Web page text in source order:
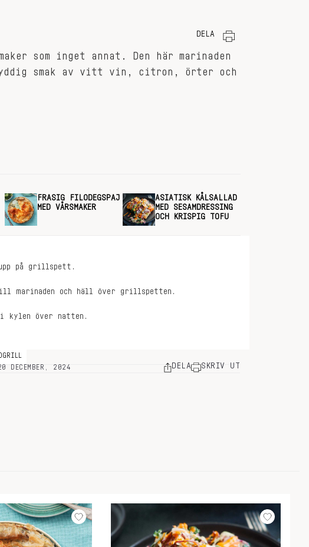
DELA
som inget annat. Den här marinaden
smak av vitt vin, citron, örter och
FRASIG FILODEGSPAJ
MED VÅRSMAKER
ASIATISK KÅLSALLAD
MED SESAMDRESSING
OCH KRISPIG TOFU
på grillspett.
marinaden och häll över grillspetten.
kylen över natten.
DECEMBER, 2024 DELA SKRIV UT